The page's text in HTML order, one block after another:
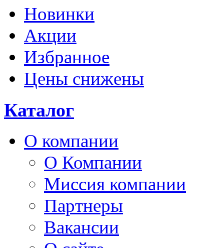
Новинки
Акции
Избранное
Цены снижены
Каталог
О компании
О Компании
Миссия компании
Партнеры
Вакансии